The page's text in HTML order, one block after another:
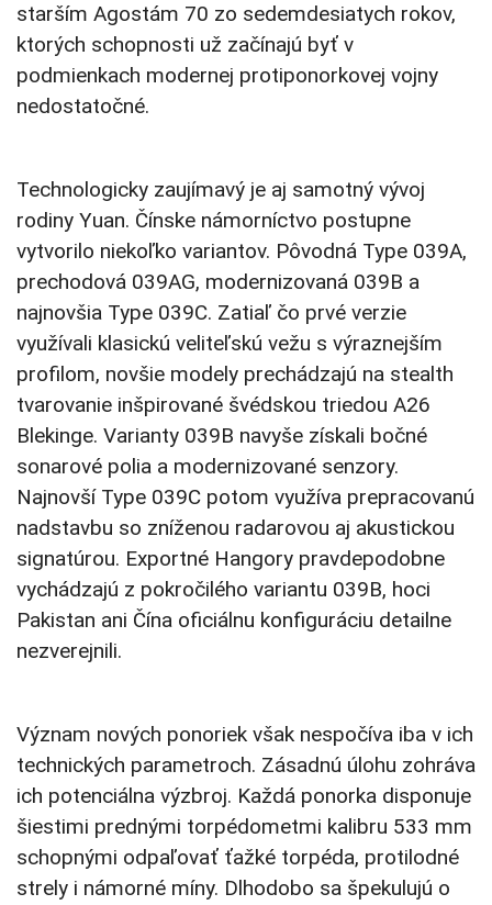
starším Agostám 70 zo sedemdesiatych rokov,
ktorých schopnosti už začínajú byť v
podmienkach modernej protiponorkovej vojny
nedostatočné.
Technologicky zaujímavý je aj samotný vývoj
rodiny Yuan. Čínske námorníctvo postupne
vytvorilo niekoľko variantov. Pôvodná Type 039A,
prechodová 039AG, modernizovaná 039B a
najnovšia Type 039C. Zatiaľ čo prvé verzie
využívali klasickú veliteľskú vežu s výraznejším
profilom, novšie modely prechádzajú na stealth
tvarovanie inšpirované švédskou triedou A26
Blekinge. Varianty 039B navyše získali bočné
sonarové polia a modernizované senzory.
Najnovší Type 039C potom využíva prepracovanú
nadstavbu so zníženou radarovou aj akustickou
signatúrou. Exportné Hangory pravdepodobne
vychádzajú z pokročilého variantu 039B, hoci
Pakistan ani Čína oficiálnu konfiguráciu detailne
nezverejnili.
Význam nových ponoriek však nespočíva iba v ich
technických parametroch. Zásadnú úlohu zohráva
ich potenciálna výzbroj. Každá ponorka disponuje
šiestimi prednými torpédometmi kalibru 533 mm
schopnými odpaľovať ťažké torpéda, protilodné
strely i námorné míny. Dlhodobo sa špekulujú o